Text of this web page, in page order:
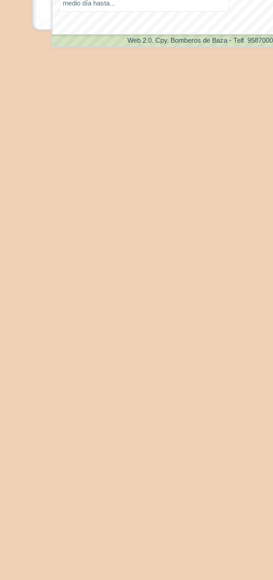
medio día hasta...
Web 2.0 . Cpy. Bomberos de Baza - Telf.